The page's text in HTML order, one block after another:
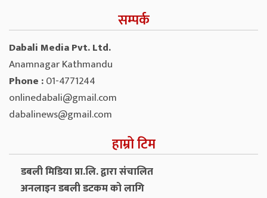
सम्पर्क
Dabali Media Pvt. Ltd.
Anamnagar Kathmandu
Phone :01-4771244
onlinedabali@gmail.com
dabalinews@gmail.com
हाम्रो टिम
डबली मिडिया प्रा.लि. द्वारा संचालित
अनलाइन डबली डटकम को लागि